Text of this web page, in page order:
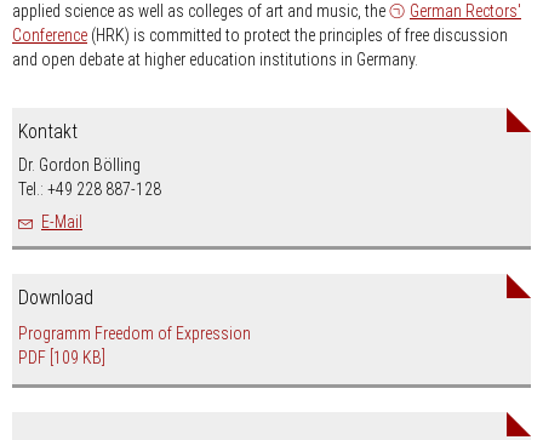
applied science as well as colleges of art and music, the
German Rectors'
Conference (HRK) is committed to protect the principles of free discussion
and open debate at higher education institutions in Germany.
Kontakt
Dr. Gordon Bölling
Tel.: +49 228 887-128
E-Mail
Download
Programm Freedom of Expression
PDF [109 KB]